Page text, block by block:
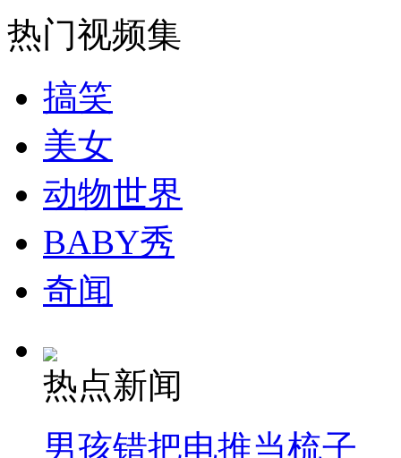
消防员救轻生者 花炮节热闹非凡
纽约上演“枕头大战”
司机酒驾遇交警 急速倒车逃窜
热门视频集
搞笑
美女
动物世界
BABY秀
奇闻
热点新闻
男孩错把电推当梳子